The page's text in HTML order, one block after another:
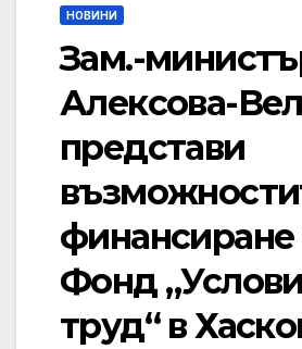
НОВИНИ
Зам.-
Алексова-
представи
финансиране
Фонд
труд“ в